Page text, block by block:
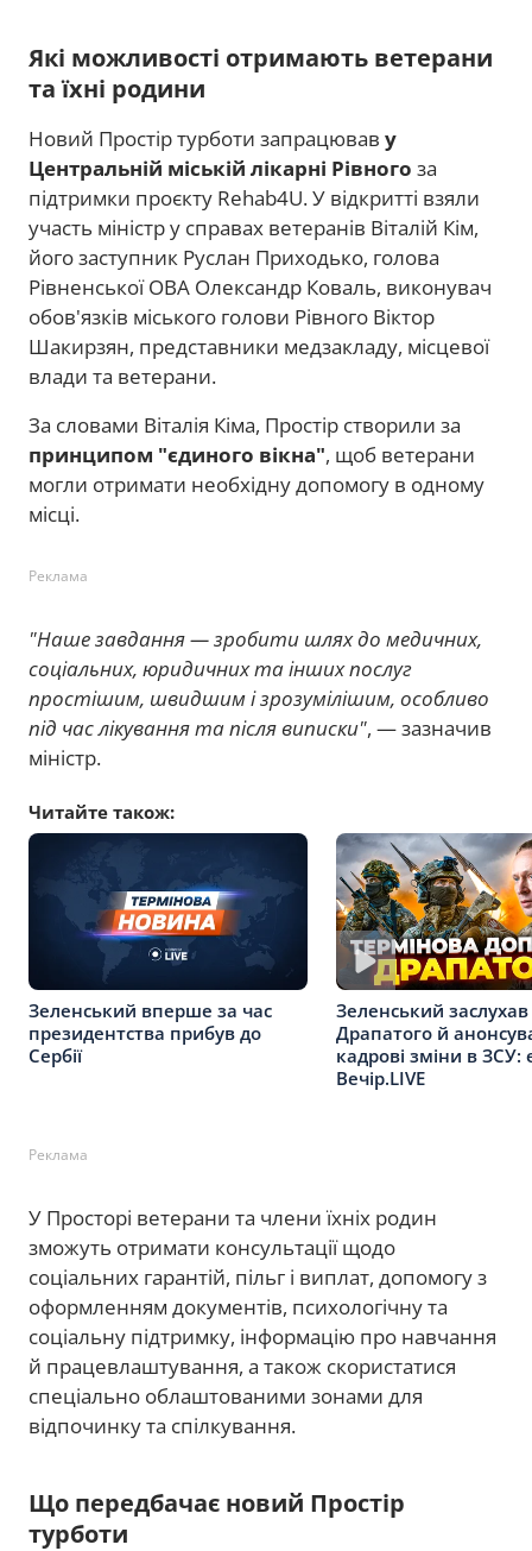
Які можливості отримають ветерани
та їхні родини
Новий Простір турботи запрацював у
Центральній міській лікарні Рівного за
підтримки проєкту Rehab4U. У відкритті взяли
участь міністр у справах ветеранів Віталій Кім,
його заступник Руслан Приходько, голова
Рівненської ОВА Олександр Коваль, виконувач
обов'язків міського голови Рівного Віктор
Шакирзян, представники медзакладу, місцевої
влади та ветерани.
За словами Віталія Кіма, Простір створили за
принципом "єдиного вікна", щоб ветерани
могли отримати необхідну допомогу в одному
місці.
Реклама
"Наше завдання — зробити шлях до медичних,
соціальних, юридичних та інших послуг
простішим, швидшим і зрозумілішим, особливо
під час лікування та після виписки", — зазначив
міністр.
Читайте також:
Зеленський вперше за час
президентства прибув до
Сербії
Зеленський
Драпатого й
кадрові зміни в ЗСУ:
Вечір.LIVE
Реклама
У Просторі ветерани та члени їхніх родин
зможуть отримати консультації щодо
соціальних гарантій, пільг і виплат, допомогу з
оформленням документів, психологічну та
соціальну підтримку, інформацію про навчання
й працевлаштування, а також скористатися
спеціально облаштованими зонами для
відпочинку та спілкування.
Що передбачає новий Простір
турботи